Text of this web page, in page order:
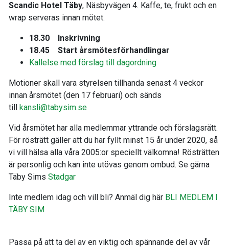
Scandic Hotel Täby, Näsbyvägen 4. Kaffe, te, frukt och en
wrap serveras innan mötet.
18.30 Inskrivning
18.45 Start årsmötesförhandlingar
Kallelse med förslag till dagordning
Motioner skall vara styrelsen tillhanda senast 4 veckor
innan årsmötet (den 17 februari) och sänds
till kansli@tabysim.se
Vid årsmötet har alla medlemmar yttrande och förslagsrätt.
För rösträtt gäller att du har fyllt minst 15 år under 2020, så
vi vill hälsa alla våra 2005:or speciellt välkomna! Rösträtten
är personlig och kan inte utövas genom ombud. Se gärna
Täby Sims Stadgar
Inte medlem idag och vill bli? Anmäl dig här BLI MEDLEM I
TÄBY SIM
Passa på att ta del av en viktig och spännande del av vår